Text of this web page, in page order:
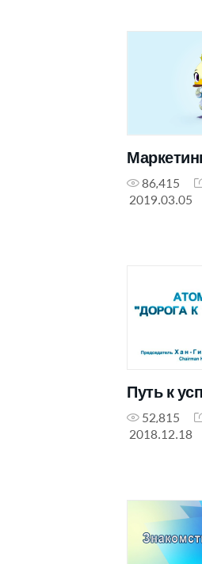
86,415
2019.03.05
Путь к
52,815
2018.12.18